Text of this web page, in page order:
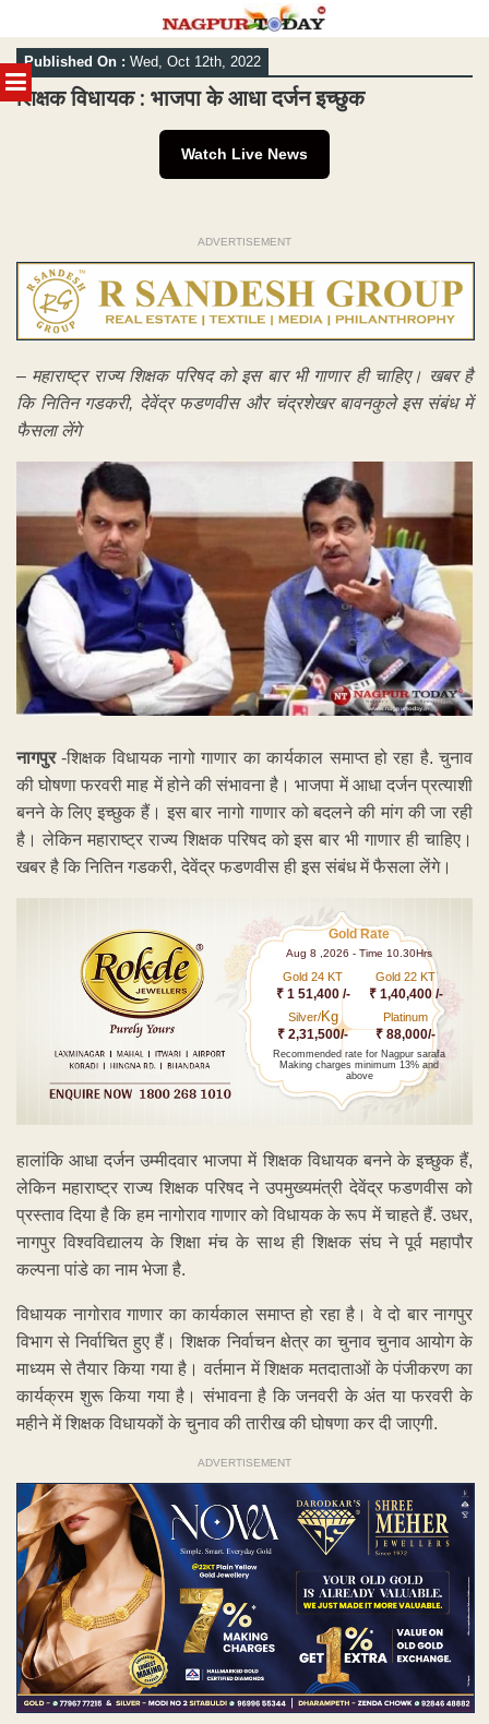
MENU
Skip
to
content
Published On : Wed, Oct 12th, 2022
शिक्षक विधायक : भाजपा के आधा दर्जन इच्छुक
Watch Live News
ADVERTISEMENT
– महाराष्ट्र राज्य शिक्षक परिषद को इस बार भी गाणार ही चाहिए। खबर है
कि नितिन गडकरी, देवेंद्र फडणवीस और चंद्रशेखर बावनकुले इस संबंध में
फैसला लेंगे
नागपुर-शिक्षक विधायक नागो गाणार का कार्यकाल समाप्त हो रहा है. चुनाव
की घोषणा फरवरी माह में होने की संभावना है। भाजपा में आधा दर्जन प्रत्याशी
बनने के लिए इच्छुक हैं। इस बार नागो गाणार को बदलने की मांग की जा रही
है। लेकिन महाराष्ट्र राज्य शिक्षक परिषद को इस बार भी गाणार ही चाहिए।
खबर है कि नितिन गडकरी, देवेंद्र फडणवीस ही इस संबंध में फैसला लेंगे।
Gold Rate
Aug 8 ,2026 - Time 10.30Hrs
Gold 24 KT
₹ 1 51,400 /-
Gold 22 KT
₹ 1,40,400 /-
Silver/Kg
₹ 2,31,500/-
Platinum
₹ 88,000/-
Recommended rate for Nagpur sarafa
Making charges minimum 13% and
above
हालांकि आधा दर्जन उम्मीदवार भाजपा में शिक्षक विधायक बनने के इच्छुक हैं,
लेकिन महाराष्ट्र राज्य शिक्षक परिषद ने उपमुख्यमंत्री देवेंद्र फडणवीस को
प्रस्ताव दिया है कि हम नागोराव गाणार को विधायक के रूप में चाहते हैं. उधर,
नागपुर विश्वविद्यालय के शिक्षा मंच के साथ ही शिक्षक संघ ने पूर्व महापौर
कल्पना पांडे का नाम भेजा है.
विधायक नागोराव गाणार का कार्यकाल समाप्त हो रहा है। वे दो बार नागपुर
विभाग से निर्वाचित हुए हैं। शिक्षक निर्वाचन क्षेत्र का चुनाव चुनाव आयोग के
माध्यम से तैयार किया गया है। वर्तमान में शिक्षक मतदाताओं के पंजीकरण का
कार्यक्रम शुरू किया गया है। संभावना है कि जनवरी के अंत या फरवरी के
महीने में शिक्षक विधायकों के चुनाव की तारीख की घोषणा कर दी जाएगी.
ADVERTISEMENT